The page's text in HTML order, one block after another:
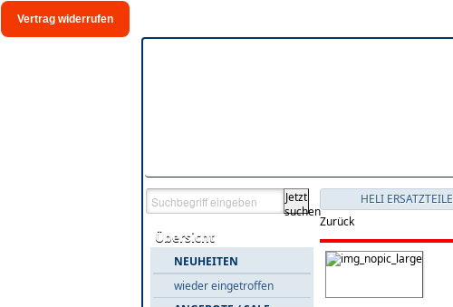
Vertrag widerrufen
Jetzt
suchen
Übersicht
NEUHEITEN
wieder eingetroffen
HELI ERSATZTEILE
Zurück